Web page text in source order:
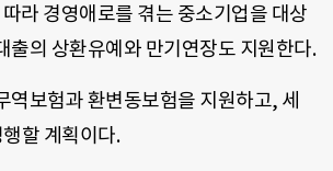
라 경영애로를 겪는 중소기업을 대상
출의 상환유예와 만기연장도 지원한다.
역보험과 환변동보험을 지원하고, 세
할 계획이다.